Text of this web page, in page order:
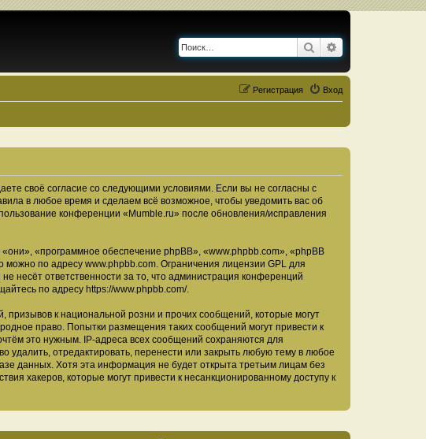
Поиск
Вход
Регистрация
своё согласие со следующими условиями. Если вы не согласны с
в любое время и сделаем всё возможное, чтобы уведомить вас об
конференции «Mumble.ru» после обновления/исправления
«программное обеспечение phpBB», «www.phpbb.com», «phpBB
можно по адресу www.phpbb.com . Ограничения лицензии GPL для
несёт ответственности за то, что администрация конференций
по адресу https://www.phpbb.com/.
к национальной розни и прочих сообщений, которые могут
право. Попытки размещения таких сообщений могут привести к
это нужным. IP-адреса всех сообщений сохраняются для
отредактировать, перенести или закрыть любую тему в любое
данных. Хотя эта информация не будет открыта третьим лицам без
хакеров, которые могут привести к несанкционированному доступу к